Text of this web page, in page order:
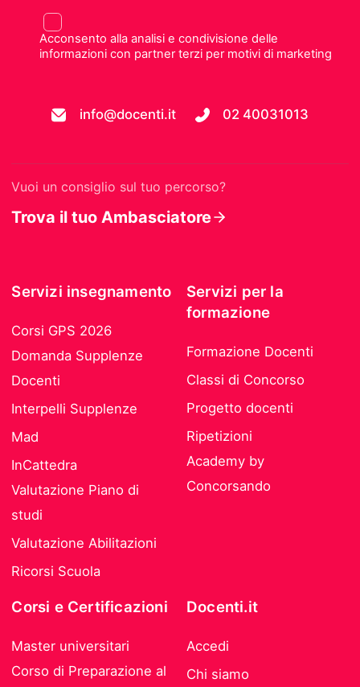
Acconsento alla analisi e condivisione delle
informazioni con partner terzi per motivi di marketing
info@docenti.it 02 40031013
Vuoi un consiglio sul tuo percorso?
Trova il tuo Ambasciatore
Servizi insegnamento
Corsi GPS 2026
Domanda Supplenze
Docenti
Interpelli Supplenze
Mad
InCattedra
Valutazione Piano di
studi
Valutazione Abilitazioni
Ricorsi Scuola
Servizi per la
formazione
Formazione Docenti
Classi di Concorso
Progetto docenti
Ripetizioni
Academy by
Concorsando
Corsi e Certificazioni
Master universitari
Corso di Preparazione al
Docenti.it
Accedi
Chi siamo